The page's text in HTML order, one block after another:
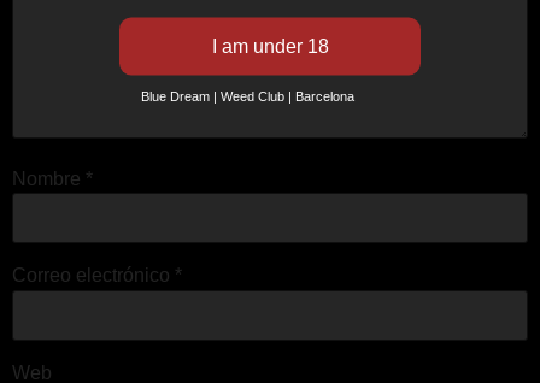
Nombre *
Correo electrónico *
Web
Blue Dream | Weed Club | Barcelona